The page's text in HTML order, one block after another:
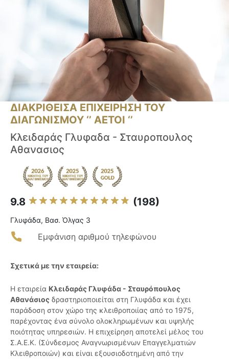
ΔΙΑΚΡΙΘΕΙΣΑ ΕΠΙΧΕΙΡΗΣΗ ΤΟΥ
ΔΙΑΓΩΝΙΣΜΟΥ ‘’ ΑΕΤΟΙ ‘’
Κλειδαράς Γλυφαδα - Σταυροπουλος
Αθανασιος
9.8 (198)
Γλυφάδα, Βασ. Όλγας 3
Εμφάνιση αριθμού τηλεφώνου
Σχετικά με την εταιρεία:
Η εταιρεία Κλειδαράς Γλυφάδα - Σταυρόπουλος
Αθανάσιος δραστηριοποιείται στη Γλυφάδα και έχει
παράδοση στον χώρο της κλειθροποιίας από το 1975,
παρέχοντας ένα σύνολο ολοκληρωμένων και υψηλής
ποιότητας υπηρεσιών. Η επιχείρηση αποτελεί μέλος του
Σ.Α.Ε.Κ. (Σύνδεσμος Αναγνωρισμένων Επαγγελματιών
Κλειθροποιών) και είναι εξουσιοδοτημένη από την